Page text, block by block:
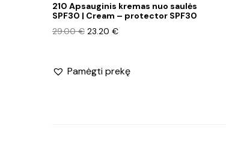
210 Apsauginis kremas nuo saulės
SPF30 | Cream – protector SPF30
29.00€ Original
29.00 €.
23.20 €Current
23.20 €.
Pamėgti prekę